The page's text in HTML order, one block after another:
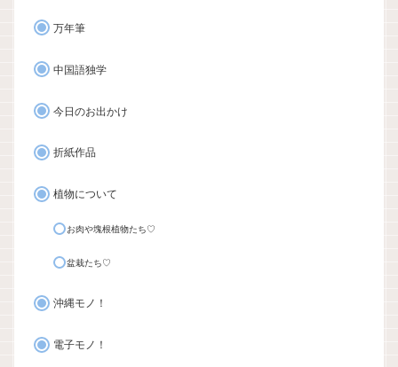
万年筆
中国語独学
今日のお出かけ
折紙作品
植物について
お肉や塊根植物たち♡
盆栽たち♡
沖縄モノ！
電子モノ！